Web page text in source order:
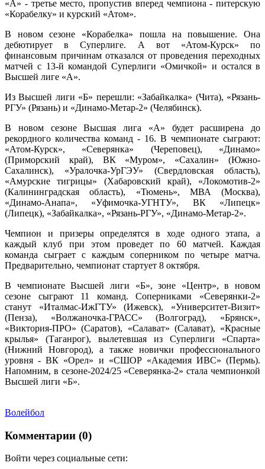
«А» - третье место, пропустив вперед чемпиона - питерскую
«Корабелку» и курский «Атом».
В новом сезоне «Корабелка» пошла на повышение. Она
дебютирует в Суперлиге. А вот «Атом-Курск» по
финансовым причинам отказался от проведения переходных
матчей с 13-й командой Суперлиги «Омичкой» и остался в
Высшей лиге «А».
Из Высшей лиги «Б» перешли: «Забайкалка» (Чита), «Рязань-
РГУ» (Рязань) и «Динамо-Метар-2» (Челябинск).
В новом сезоне Высшая лига «А» будет расширена до
рекордного количества команд - 16. В чемпионате сыграют:
«Атом-Курск», «Северянка» (Череповец), «Динамо»
(Приморский край), ВК «Муром», «Сахалин» (Южно-
Сахалинск), «Уралочка-УрГЭУ» (Свердловская область),
«Амурские тигрицы» (Хабаровский край), «Локомотив-2»
(Калининградская область), «Тюмень», МВА (Москва),
«Динамо-Анапа», «Уфимочка-УГНТУ», ВК «Липецк»
(Липецк), «Забайкалка», «Рязань-РГУ», «Динамо-Метар-2».
Чемпион и призеры определятся в ходе одного этапа, а
каждый клуб при этом проведет по 60 матчей. Каждая
команда сыграет с каждым соперником по четыре матча.
Предварительно, чемпионат стартует 8 октября.
В чемпионате Высшей лиги «Б», зоне «Центр», в новом
сезоне сыграют 11 команд. Соперниками «Северянки-2»
станут «Италмас-ИжГТУ» (Ижевск), «Университет-Визит»
(Пенза), «Волжаночка-ГРАСС» (Волгоград), «Брянск»,
«Виктория-ПРО» (Саратов), «Салават» (Салават), «Красные
крылья» (Таганрог), вылетевшая из Суперлиги «Спарта»
(Нижний Новгород), а также новички профессионального
уровня - ВК «Орел» и «СШОР «Академия ИВС» (Пермь).
Напомним, в сезоне-2024/25 «Северянка-2» стала чемпионкой
Высшей лиги «Б».
Волейбол
Комментарии (0)
Войти через социальные сети: